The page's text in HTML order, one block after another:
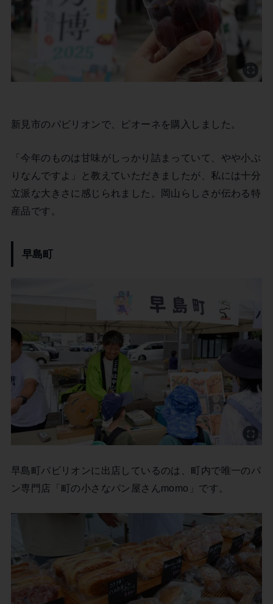
新見市のパビリオンで、ピオーネを購入しました。
「今年のものは甘味がしっかり詰まっていて、やや小ぶ
りなんですよ」と教えていただきましたが、私には十分
立派な大きさに感じられました。岡山らしさが伝わる特
産品です。
早島町
早島町パビリオンに出店しているのは、町内で唯一のパ
ン専門店「町の小さなパン屋さんmomo」です。